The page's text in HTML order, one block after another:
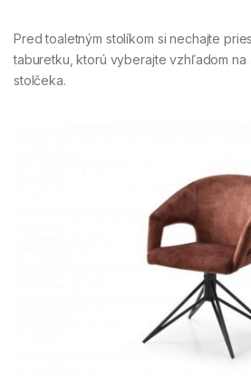
Pred toaletným stolíkom si nechajte
taburetku, ktorú vyberajte vzhľadom na
stolčeka.